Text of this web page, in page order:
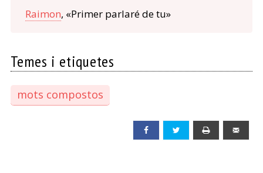
Raimon, «Primer parlaré de tu»
Temes i etiquetes
mots compostos
Facebook Twitter